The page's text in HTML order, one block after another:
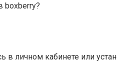
boxberry?
в личном кабинете или